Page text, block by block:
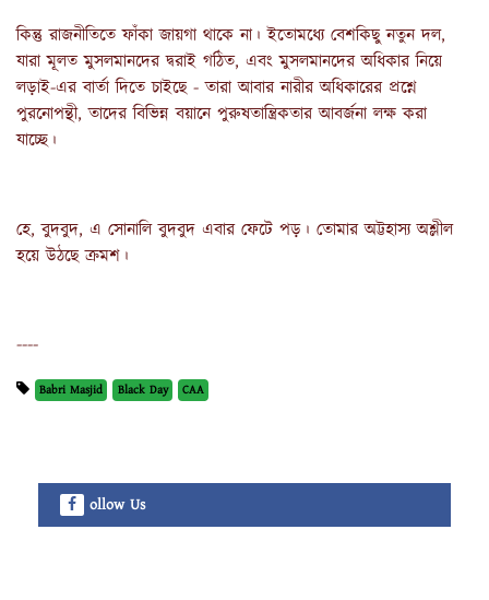
কিন্তু রাজনীতিতে ফাঁকা জায়গা থাকে না। ইতোমধ্যে বেশকিছু নতুন দল,
যারা মূলত মুসলমানদের দ্বরাই গঠিত, এবং মুসলমানদের অধিকার নিয়ে
লড়াই-এর বার্তা দিতে চাইছে - তারা আবার নারীর অধিকারের প্রশ্নে
পুরনোপন্থী, তাদের বিভিন্ন বয়ানে পুরুষতান্ত্রিকতার আবর্জনা লক্ষ করা
যাচ্ছে।
হে, বুদবুদ, এ সোনালি বুদবুদ এবার ফেটে পড়। তোমার অট্টহাস্য অশ্লীল
হয়ে উঠছে ক্রমশ।
----
Babri Masjid Black Day CAA
ollow Us